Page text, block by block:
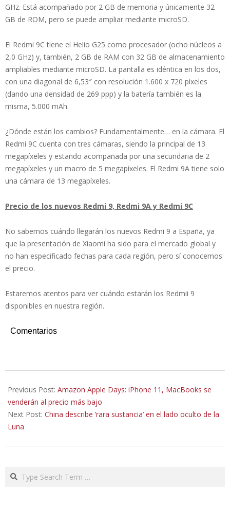
GHz. Está acompañado por 2 GB de memoria y únicamente 32
GB de ROM, pero se puede ampliar mediante microSD.
El Redmi 9C tiene el Helio G25 como procesador (ocho núcleos a
2,0 GHz) y, también, 2 GB de RAM con 32 GB de almacenamiento
ampliables mediante microSD. La pantalla es idéntica en los dos,
con una diagonal de 6,53″ con resolución 1.600 x 720 píxeles
(dando una densidad de 269 ppp) y la batería también es la
misma, 5.000 mAh.
¿Dónde están los cambios? Fundamentalmente… en la cámara. El
Redmi 9C cuenta con tres cámaras, siendo la principal de 13
megapíxeles y estando acompañada por una secundaria de 2
megapíxeles y un macro de 5 megapíxeles. El Redmi 9A tiene solo
una cámara de 13 megapíxeles.
Precio de los nuevos Redmi 9, Redmi 9A y Redmi 9C
No sabemos cuándo llegarán los nuevos Redmi 9 a España, ya
que la presentación de Xiaomi ha sido para el mercado global y
no han especificado fechas para cada región, pero sí conocemos
el precio.
Estaremos atentos para ver cuándo estarán los Redmii 9
disponibles en nuestra región.
Comentarios
07-
19
Previous Post: Amazon Apple Days: iPhone 11, MacBooks se
venderán al precio más bajo
Next Post: China describe ‘rara sustancia’ en el lado oculto de la
Luna
Search